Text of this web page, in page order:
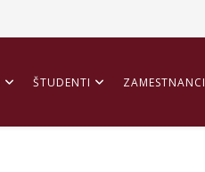
ŠTUDENTI ZAMESTNANCI